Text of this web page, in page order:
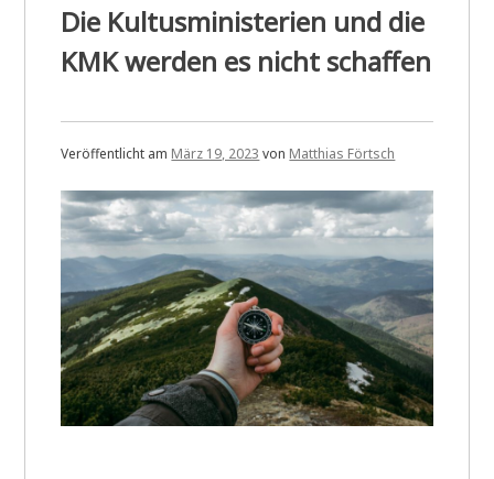
Die Kultusministerien und die
KMK werden es nicht schaffen
Veröffentlicht am März 19, 2023 von Matthias Förtsch